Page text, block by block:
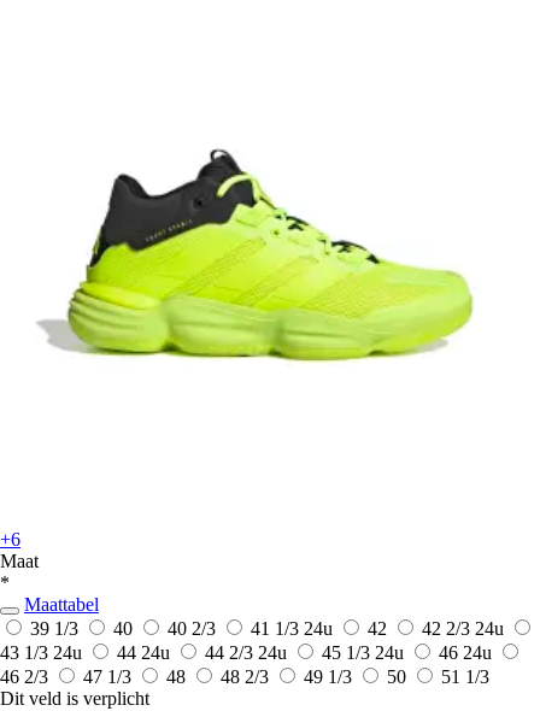
+6
Maat
*
Maattabel
39 1/3
40 40 2/3 41 1/3 24u 42 42 2/3 24u
43 1/3 24u 44 24u 44 2/3 24u 45 1/3 24u 46 24u
46 2/3
47 1/3 48 48 2/3 49 1/3 50
51 1/3
Dit veld is verplicht